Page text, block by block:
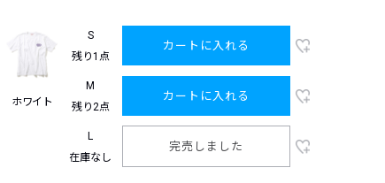
ホワイト
S
残り1点
カートに入れる
M
残り2点
カートに入れる
L
在庫なし
完売しました